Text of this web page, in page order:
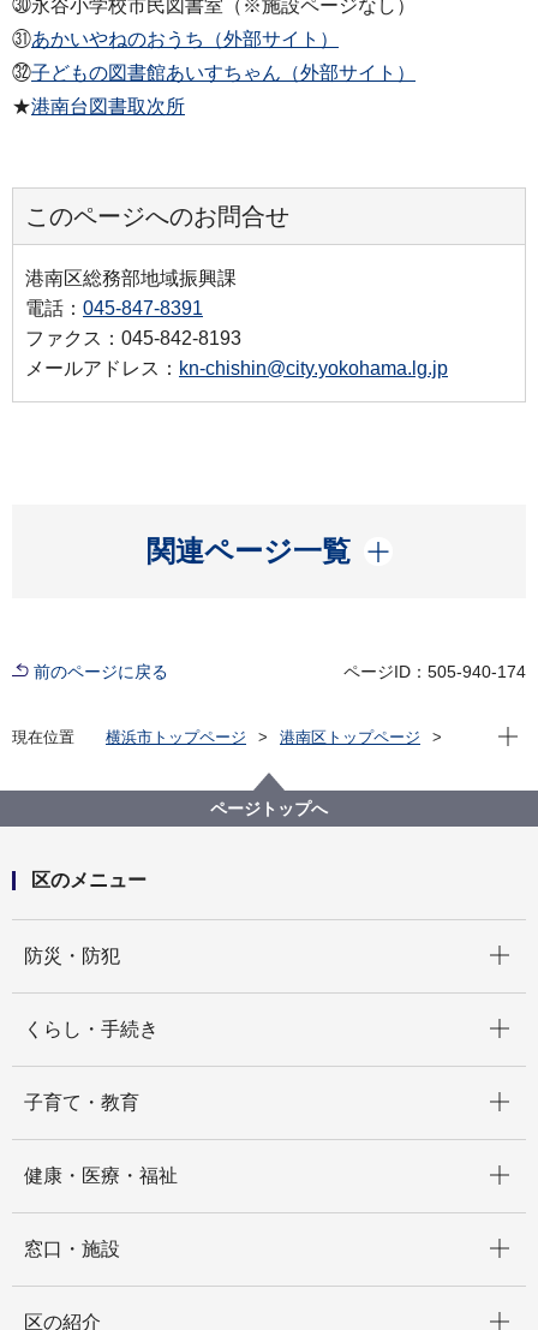
㉚永谷小学校市民図書室（※施設ページなし）
㉛あかいやねのおうち（外部サイト）
㉜子どもの図書館あいすちゃん（外部サイト）
★港南台図書取次所
このページへのお問合せ
港南区総務部地域振興課
電話： 045-847-8391
ファクス：045-842-8193
メールアドレス： kn-chishin@city.yokohama.lg.jp
関連ページ一覧
開く
前のページに戻る ページID：505-940-174
現在位置 横浜市トップページ
港南区トップページ
令和６年度港南区読書活動推進事業の紹介
現在
ページトップへ
区のメニュー
防災・防犯
くらし・手続き
子育て・教育
健康・医療・福祉
窓口・施設
区の紹介